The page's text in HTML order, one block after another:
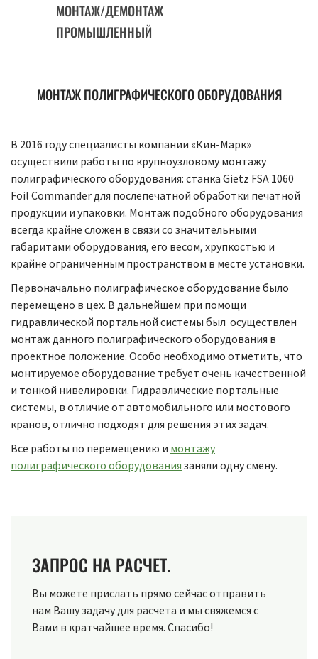
МОНТАЖ/ДЕМОНТАЖ
ПРОМЫШЛЕННЫЙ
МОНТАЖ ПОЛИГРАФИЧЕСКОГО ОБОРУДОВАНИЯ
В 2016 году специалисты компании «Кин-Марк»
осуществили работы по крупноузловому монтажу
полиграфического оборудования: станка Gietz FSA 1060
Foil Commander для послепечатной обработки печатной
продукции и упаковки. Монтаж подобного оборудования
всегда крайне сложен в связи со значительными
габаритами оборудования, его весом, хрупкостью и
крайне ограниченным пространством в месте установки.
Первоначально полиграфическое оборудование было
перемещено в цех. В дальнейшем при помощи
гидравлической портальной системы был осуществлен
монтаж данного полиграфического оборудования в
проектное положение. Особо необходимо отметить, что
монтируемое оборудование требует очень качественной
и тонкой нивелировки. Гидравлические портальные
системы, в отличие от автомобильного или мостового
кранов, отлично подходят для решения этих задач.
Все работы по перемещению и монтажу
полиграфического оборудования заняли одну смену.
ЗАПРОС НА РАСЧЕТ.
Вы можете прислать прямо сейчас отправить
нам Вашу задачу для расчета и мы свяжемся с
Вами в кратчайшее время. Спасибо!